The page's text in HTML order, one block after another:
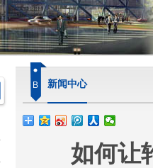
B 新闻中心
如何让